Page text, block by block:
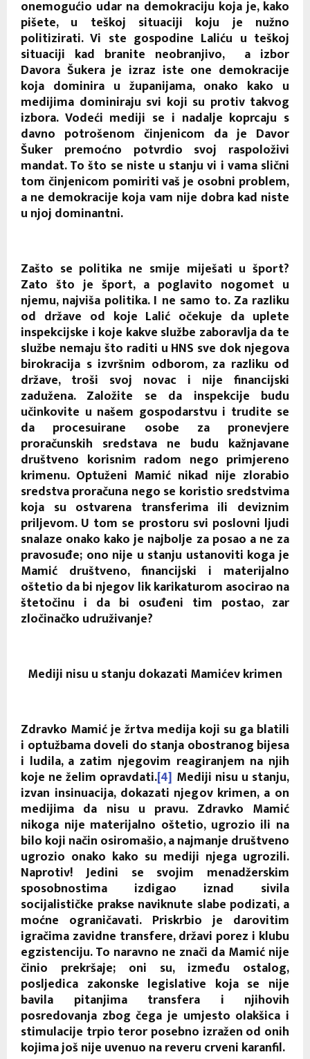
onemogućio udar na demokraciju koja je, kako
pišete, u teškoj situaciji koju je nužno
politizirati. Vi ste gospodine Laliću u teškoj
situaciji kad branite neobranjivo, a izbor
Davora Šukera je izraz iste one demokracije
koja dominira u županijama, onako kako u
medijima dominiraju svi koji su protiv takvog
izbora. Vodeći mediji se i nadalje koprcaju s
davno potrošenom činjenicom da je Davor
Šuker premoćno potvrdio svoj raspoloživi
mandat. To što se niste u stanju vi i vama slični
tom činjenicom pomiriti vaš je osobni problem,
a ne demokracije koja vam nije dobra kad niste
u njoj dominantni.
Zašto se politika ne smije miješati u šport?
Zato što je šport, a poglavito nogomet u
njemu, najviša politika. I ne samo to. Za razliku
od države od koje Lalić očekuje da uplete
inspekcijske i koje kakve službe zaboravlja da te
službe nemaju što raditi u HNS sve dok njegova
birokracija s izvršnim odborom, za razliku od
države, troši svoj novac i nije financijski
zadužena. Založite se da inspekcije budu
učinkovite u našem gospodarstvu i trudite se
da procesuirane osobe za pronevjere
proračunskih sredstava ne budu kažnjavane
društveno korisnim radom nego primjereno
krimenu. Optuženi Mamić nikad nije zlorabio
sredstva proračuna nego se koristio sredstvima
koja su ostvarena transferima ili deviznim
priljevom. U tom se prostoru svi poslovni ljudi
snalaze onako kako je najbolje za posao a ne za
pravosuđe; ono nije u stanju ustanoviti koga je
Mamić društveno, financijski i materijalno
oštetio da bi njegov lik karikaturom asocirao na
štetočinu i da bi osuđeni tim postao, zar
zločinačko udruživanje?
Mediji nisu u stanju dokazati Mamićev krimen
Zdravko Mamić je žrtva medija koji su ga blatili
i optužbama doveli do stanja obostranog bijesa
i ludila, a zatim njegovim reagiranjem na njih
koje ne želim opravdati.[4] Mediji nisu u stanju,
izvan insinuacija, dokazati njegov krimen, a on
medijima da nisu u pravu. Zdravko Mamić
nikoga nije materijalno oštetio, ugrozio ili na
bilo koji način osiromašio, a najmanje društveno
ugrozio onako kako su mediji njega ugrozili.
Naprotiv! Jedini se svojim menadžerskim
sposobnostima izdigao iznad sivila
socijalističke prakse naviknute slabe podizati, a
moćne ograničavati. Priskrbio je darovitim
igračima zavidne transfere, državi porez i klubu
egzistenciju. To naravno ne znači da Mamić nije
činio prekršaje; oni su, između ostalog,
posljedica zakonske legislative koja se nije
bavila pitanjima transfera i njihovih
posredovanja zbog čega je umjesto olakšica i
stimulacije trpio teror posebno izražen od onih
kojima još nije uvenuo na reveru crveni karanfil.